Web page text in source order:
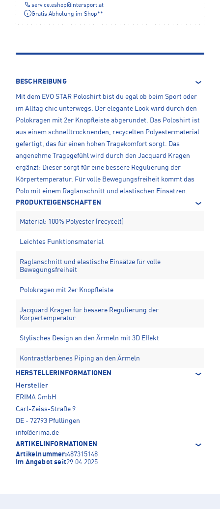
service.eshop@intersport.at
Gratis Abholung im Shop**
BESCHREIBUNG
Mit dem EVO STAR Poloshirt bist du egal ob beim Sport oder
im Alltag chic unterwegs. Der elegante Look wird durch den
Polokragen mit 2er Knopfleiste abgerundet. Das Poloshirt ist
aus einem schnelltrocknenden, recycelten Polyestermaterial
gefertigt, das für einen hohen Tragekomfort sorgt. Das
angenehme Tragegefühl wird durch den Jacquard Kragen
ergänzt: Dieser sorgt für eine bessere Regulierung der
Körpertemperatur. Für volle Bewegungsfreiheit kommt das
Polo mit einem Raglanschnitt und elastischen Einsätzen.
PRODUKTEIGENSCHAFTEN
Material: 100% Polyester (recycelt)
Leichtes Funktionsmaterial
Raglanschnitt und elastische Einsätze für volle
Bewegungsfreiheit
Polokragen mit 2er Knopfleiste
Jacquard Kragen für bessere Regulierung der
Körpertemperatur
Stylisches Design an den Ärmeln mit 3D Effekt
Kontrastfarbenes Piping an den Ärmeln
HERSTELLERINFORMATIONEN
Hersteller
ERIMA GmbH
Carl-Zeiss-Straße 9
DE - 72793 Pfullingen
info@erima.de
ARTIKELINFORMATIONEN
Artikelnummer:487315148
Im Angebot seit29.04.2025